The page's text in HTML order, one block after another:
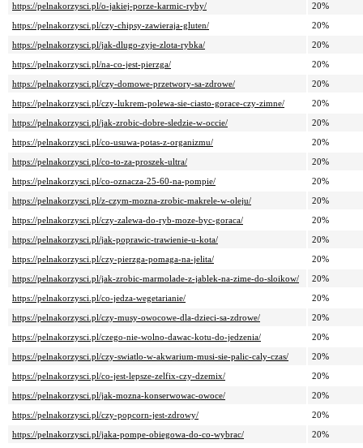
https://pelnakorzysci.pl/o-jakiej-porze-karmic-ryby/
20%
https://pelnakorzysci.pl/czy-chipsy-zawieraja-gluten/
20%
https://pelnakorzysci.pl/jak-dlugo-zyje-zlota-rybka/
20%
https://pelnakorzysci.pl/na-co-jest-pierzga/
20%
https://pelnakorzysci.pl/czy-domowe-przetwory-sa-zdrowe/
20%
https://pelnakorzysci.pl/czy-lukrem-polewa-sie-ciasto-gorace-czy-zimne/
20%
https://pelnakorzysci.pl/jak-zrobic-dobre-sledzie-w-occie/
20%
https://pelnakorzysci.pl/co-usuwa-potas-z-organizmu/
20%
https://pelnakorzysci.pl/co-to-za-proszek-ultra/
20%
https://pelnakorzysci.pl/co-oznacza-25-60-na-pompie/
20%
https://pelnakorzysci.pl/z-czym-mozna-zrobic-makrele-w-oleju/
20%
https://pelnakorzysci.pl/czy-zalewa-do-ryb-moze-byc-goraca/
20%
https://pelnakorzysci.pl/jak-poprawic-trawienie-u-kota/
20%
https://pelnakorzysci.pl/czy-pierzga-pomaga-na-jelita/
20%
https://pelnakorzysci.pl/jak-zrobic-marmolade-z-jablek-na-zime-do-sloikow/
20%
https://pelnakorzysci.pl/co-jedza-wegetarianie/
20%
https://pelnakorzysci.pl/czy-musy-owocowe-dla-dzieci-sa-zdrowe/
20%
https://pelnakorzysci.pl/czego-nie-wolno-dawac-kotu-do-jedzenia/
20%
https://pelnakorzysci.pl/czy-swiatlo-w-akwarium-musi-sie-palic-caly-czas/
20%
https://pelnakorzysci.pl/co-jest-lepsze-zelfix-czy-dzemix/
20%
https://pelnakorzysci.pl/jak-mozna-konserwowac-owoce/
20%
https://pelnakorzysci.pl/czy-popcorn-jest-zdrowy/
20%
https://pelnakorzysci.pl/jaka-pompe-obiegowa-do-co-wybrac/
20%